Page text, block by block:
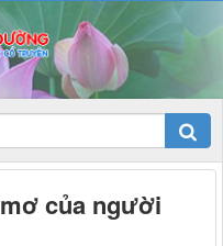
của người